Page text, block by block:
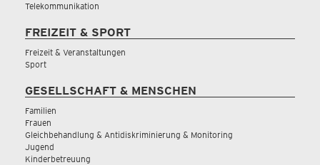
Telekommunikation
FREIZEIT & SPORT
Freizeit & Veranstaltungen
Sport
GESELLSCHAFT & MENSCHEN
Familien
Frauen
Gleichbehandlung & Antidiskriminierung & Monitoring
Jugend
Kinderbetreuung